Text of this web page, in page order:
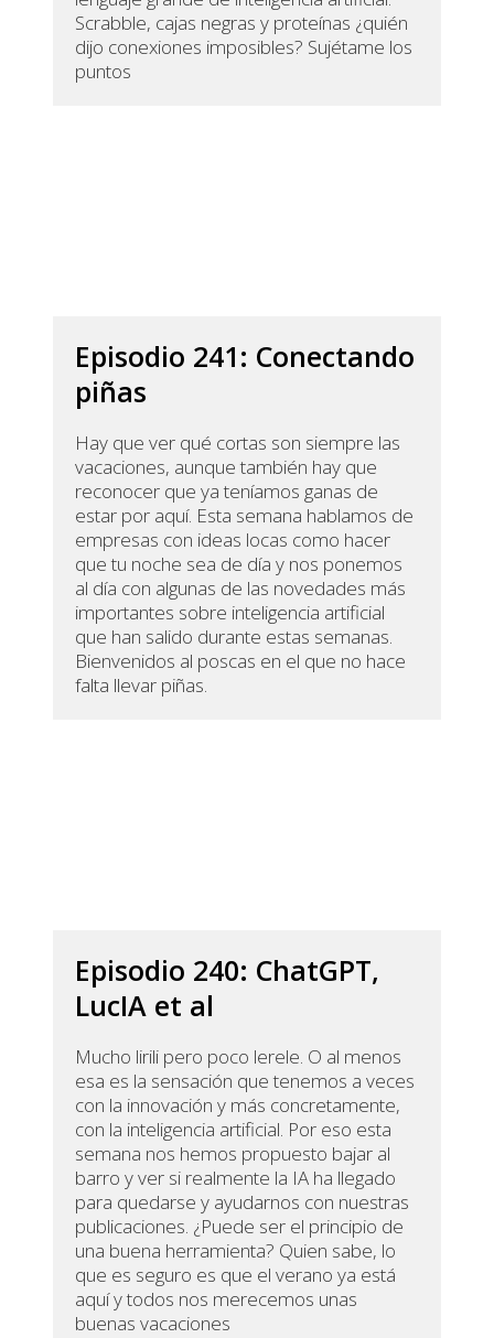
Scrabble, cajas negras y proteínas ¿quién
dijo conexiones imposibles? Sujétame los
puntos
Episodio 241: Conectando
piñas
Hay que ver qué cortas son siempre las
vacaciones, aunque también hay que
reconocer que ya teníamos ganas de
estar por aquí. Esta semana hablamos de
empresas con ideas locas como hacer
que tu noche sea de día y nos ponemos
al día con algunas de las novedades más
importantes sobre inteligencia artificial
que han salido durante estas semanas.
Bienvenidos al poscas en el que no hace
falta llevar piñas.
Episodio 240: ChatGPT,
LucIA et al
Mucho lirili pero poco lerele. O al menos
esa es la sensación que tenemos a veces
con la innovación y más concretamente,
con la inteligencia artificial. Por eso esta
semana nos hemos propuesto bajar al
barro y ver si realmente la IA ha llegado
para quedarse y ayudarnos con nuestras
publicaciones. ¿Puede ser el principio de
una buena herramienta? Quien sabe, lo
que es seguro es que el verano ya está
aquí y todos nos merecemos unas
buenas vacaciones